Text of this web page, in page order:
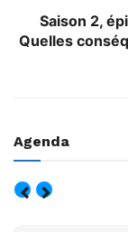
Saison 2,
Quelles
Agenda